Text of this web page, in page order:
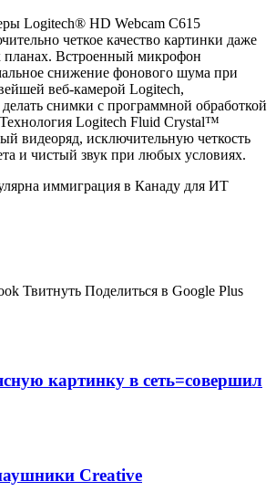
Logitech® HD Webcam C615
четкое качество картинки даже
Встроенный микрофон
снижение фонового шума при
веб-камерой Logitech,
делать снимки с программной обработкой
Logitech Fluid Crystal™
видеоряд, исключительную четкость
и чистый звук при любых условиях.
иммиграция в Канаду для ИТ
Твитнуть Поделиться в Google Plus
картинку в сеть=совершил
Creative